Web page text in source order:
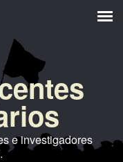
e investigadores